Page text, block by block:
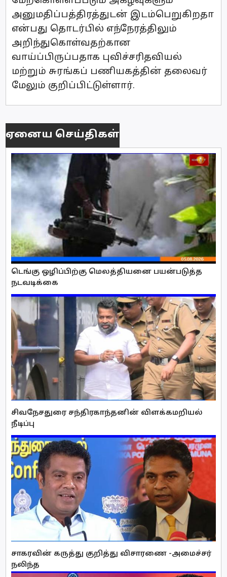
அனுமதிப்பத்திரத்துடன் இடம்பெறுகிறதா
என்பது தொடர்பில் எந்நேரத்திலும்
அறிந்துகொள்வதற்கான
வாய்ப்பிருப்பதாக புவிச்சரிதவியல்
மற்றும் சுரங்கப் பணியகத்தின் தலைவர்
மேலும் குறிப்பிட்டுள்ளார்.
ஏனைய செய்திகள்
டெங்கு ஒழிப்பிற்கு மெலத்தியனை பயன்படுத்த
நடவடிக்கை
சிவநேசதுரை சந்திரகாந்தனின் விளக்கமறியல்
நீடிப்பு
சாகரவின் கருத்து குறித்து விசாரணை -அமைச்சர்
நலிந்த